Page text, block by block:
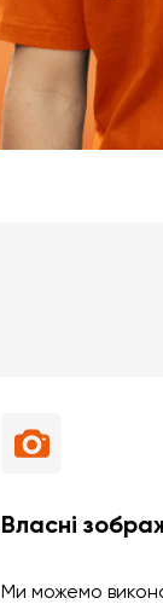
Власні
Ми можемо